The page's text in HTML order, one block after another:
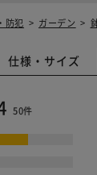
防犯 ガーデン
仕様・サイズ
50件